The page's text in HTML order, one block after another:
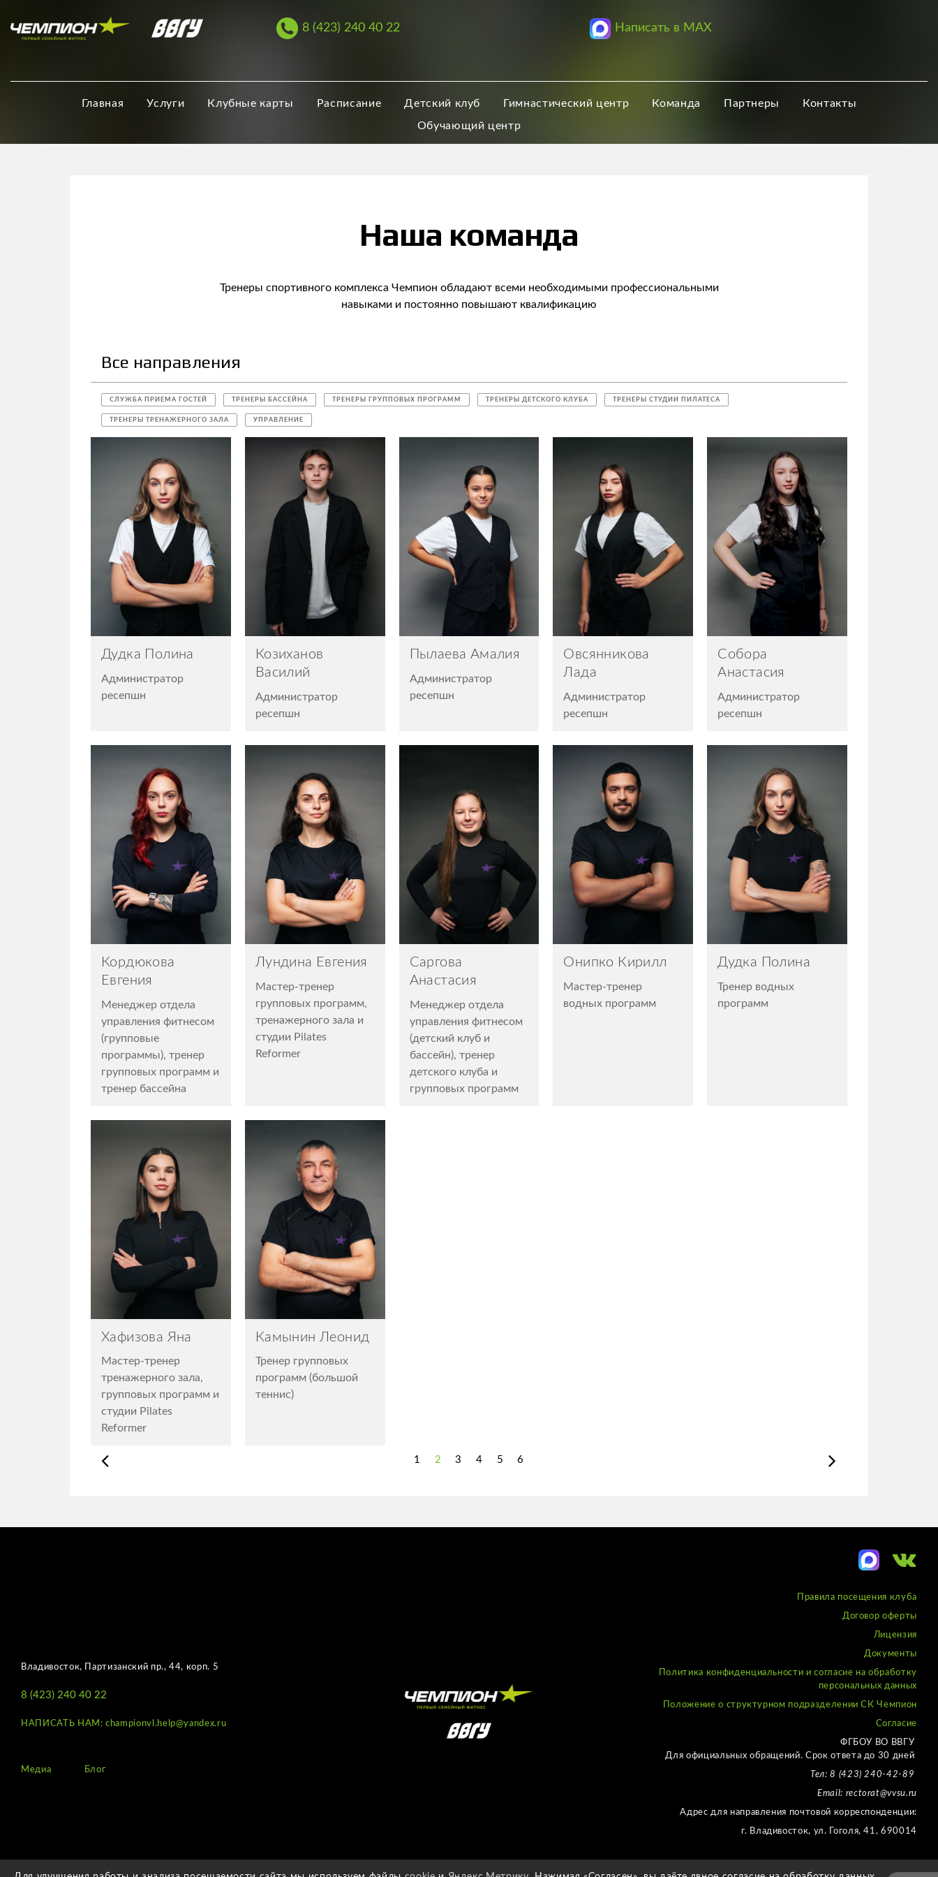
8 (423) 240 40 22 Написать в MAX
Главная Услуги Клубные карты Расписание Детский клуб Гимнастический центр Команда Партнеры Контакты
Обучающий центр
Наша команда
Тренеры спортивного комплекса Чемпион обладают всеми необходимыми профессиональными
навыками и постоянно повышают квалификацию
Все направления
СЛУЖБА ПРИЕМА ГОСТЕЙ ТРЕНЕРЫ БАССЕЙНА ТРЕНЕРЫ ГРУППОВЫХ ПРОГРАММ ТРЕНЕРЫ ДЕТСКОГО КЛУБА ТРЕНЕРЫ СТУДИИ ПИЛАТЕСА
ТРЕНЕРЫ ТРЕНАЖЕРНОГО ЗАЛА УПРАВЛЕНИЕ
Дудка Полина
Администратор
ресепшн
Козиханов
Василий
Администратор
ресепшн
Пылаева Амалия
Администратор
ресепшн
Овсянникова
Лада
Администратор
ресепшн
Собора
Анастасия
Администратор
ресепшн
Кордюкова
Евгения
Менеджер отдела
управления фитнесом
(групповые
программы), тренер
групповых программ и
тренер бассейна
Лундина Евгения
Мастер-тренер
групповых программ,
тренажерного зала и
студии Pilates
Reformer
Саргова
Анастасия
Менеджер отдела
управления фитнесом
(детский клуб и
бассейн), тренер
детского клуба и
групповых программ
Онипко Кирилл
Мастер-тренер
водных программ
Дудка Полина
Тренер водных
программ
Хафизова Яна
Мастер-тренер
тренажерного зала,
групповых программ и
студии Pilates
Reformer
Камынин Леонид
Тренер групповых
программ (большой
теннис)
1 2 3 4 5 6
Владивосток, Партизанский пр., 44, корп. 5
8 (423) 240 40 22
НАПИСАТЬ НАМ: championvl.help@yandex.ru
Медиа Блог
Правила посещения клуба
Договор оферты
Лицензия
Документы
Политика конфиденциальности и согласие на обработку
персональных данных
Положение о структурном подразделении СК Чемпион
Согласие
ФГБОУ ВО ВВГУ
Для официальных обращений. Срок ответа до 30 дней
Тел: 8 (423) 240-42-89
Email: rectorat@vvsu.ru
Адрес для направления почтовой корреспонденции:
г. Владивосток, ул. Гоголя, 41, 690014